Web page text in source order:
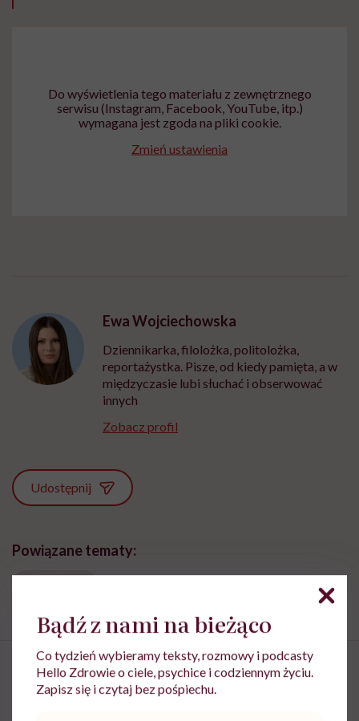
Do wyświetlenia tego materiału z zewnętrznego
serwisu (Instagram, Facebook, YouTube, itp.)
wymagana jest zgoda na pliki cookie.
Zmień ustawienia
Ewa Wojciechowska
Dziennikarka, filolożka, politolożka,
reportażystka. Pisze, od kiedy pamięta, a w
międzyczasie lubi słuchać i obserwować
innych
Zobacz profil
Udostępnij
Powiązane tematy:
Bądź z nami na bieżąco
Co tydzień wybieramy teksty, rozmowy i podcasty
Hello Zdrowie o ciele, psychice i codziennym życiu.
Zapisz się i czytaj bez pośpiechu.